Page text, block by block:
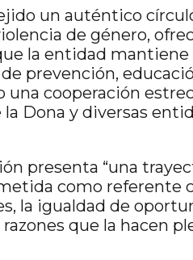
un auténtico
de género,
la entidad
prevención,
cooperación
Dona y diversas
presenta “una
como referente
la igualdad de
que la hacen